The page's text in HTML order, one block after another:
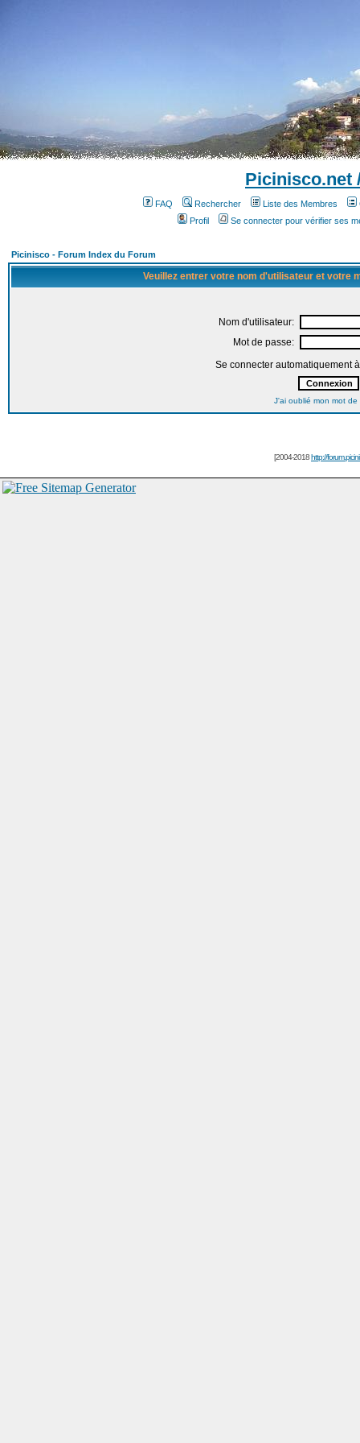
Picinisco.net
FAQ Rechercher Liste des Membres
Profil
Se connecter pour vérifier ses
Picinisco - Forum Index du Forum
Veuillez entrer votre nom d'utilisateur et votre
Nom d'utilisateur:
Mot de passe:
Se connecter automatiquement
J'ai oublié mon mot de
[2004-2018http://